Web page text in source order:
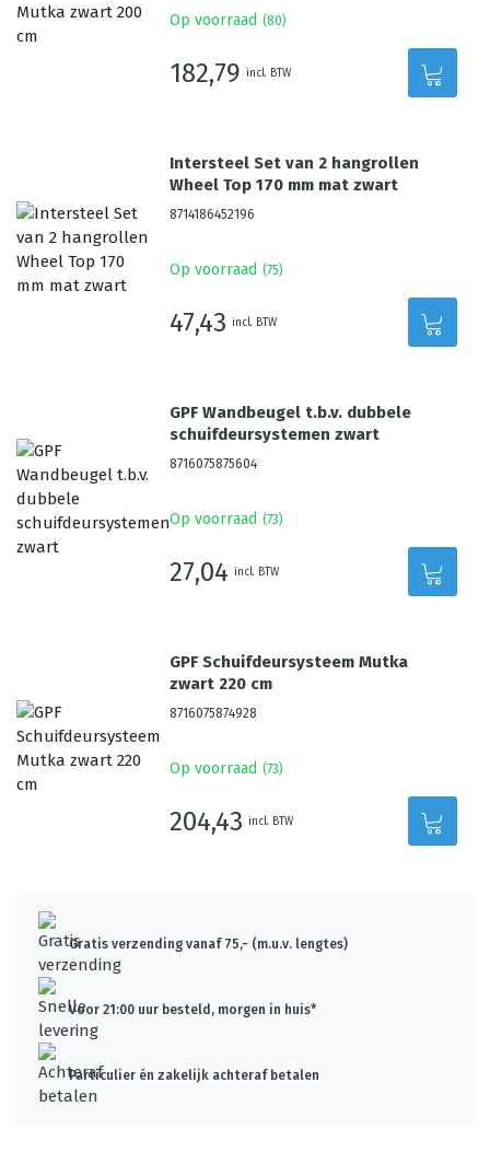
Op voorraad (80)
182,79 incl. BTW
Intersteel Set van 2 hangrollen
Wheel Top 170 mm mat zwart
8714186452196
Op voorraad (75)
47,43 incl. BTW
GPF Wandbeugel t.b.v. dubbele
schuifdeursystemen zwart
8716075875604
Op voorraad (73)
27,04 incl. BTW
GPF Schuifdeursysteem Mutka
zwart 220 cm
8716075874928
Op voorraad (73)
204,43 incl. BTW
Gratis verzending vanaf 75,- (m.u.v. lengtes)
Voor 21:00 uur besteld, morgen in huis*
Particulier én zakelijk achteraf betalen